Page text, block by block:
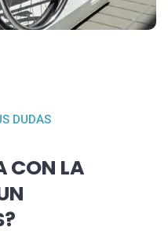
DUDAS
CON LA